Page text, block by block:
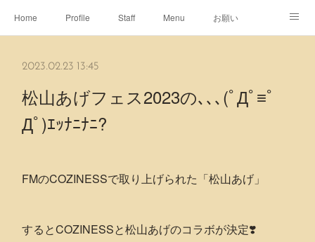
Home Profile Staff Menu お願い
2023.02.23 13:45
松山あげフェス2023の､､､(ﾟДﾟ≡ﾟ︎
Дﾟ)ｴｯﾅﾆﾅﾆ?
FMのCOZINESSで取り上げられた「松山あげ」
するとCOZINESSと松山あげのコラボが決定❣️